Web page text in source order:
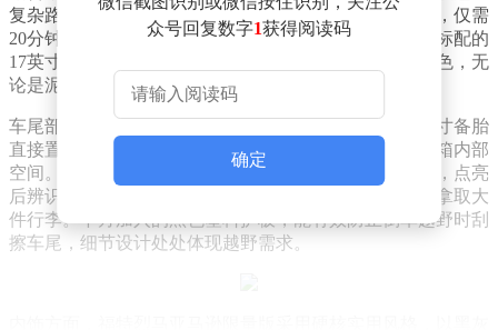
复杂路况。车顶采用三段式可拆卸设计，搭配快拆车门，仅需
20分钟即可完成敞篷切换，为户外越野增添无限乐趣。标配的
17英寸防脱轮毂与35英寸泥地胎，胎纹深邃，抓地力出色，无
论是泥泞、碎石还是陡坡，都能轻松应对。
车尾部分同样延续了整车的方正硬朗风格，外挂式全尺寸备胎
直接置于尾门上，不仅视觉上极具气场，还节省了后备箱内部
空间。尾灯采用竖向矩形布局，与整车方正造型相呼应，点亮
后辨识度极高。尾门采用侧开设计，开合角度大，方便拿取大
件行李。下方加入的黑色塑料护板，能有效防止倒车越野时刮
擦车尾，细节设计处处体现越野需求。
众号回复数字1获得阅读码
确定